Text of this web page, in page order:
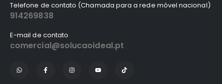
Telefone de contato (Chamada para a rede móvel nacional)
914269838
E-mail de contato
comercial@solucaoideal.pt